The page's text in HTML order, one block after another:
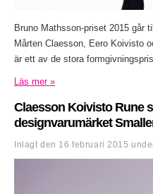
Bruno Mathsson-priset 2015 går
Mårten Claesson, Eero Koivisto
är ett av de stora
Läs mer »
Claesson Koivisto Rune
designvarumärket
Inlagt den 16 februari 2015